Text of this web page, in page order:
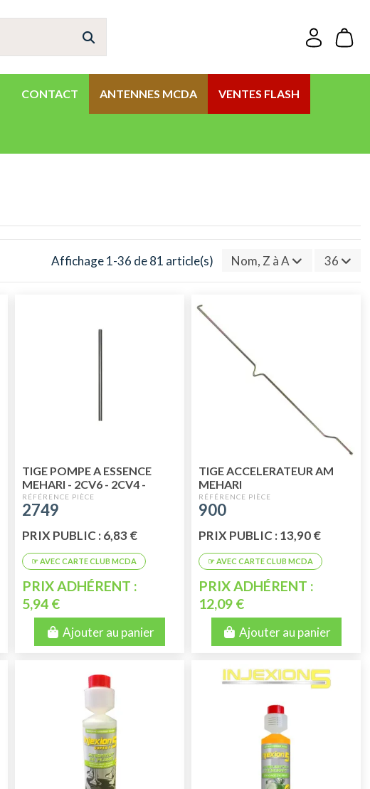
CONTACT ANTENNES MCDA VENTES FLASH
Affichage 1-36 de 81 article(s) Nom, Z à A 36
TIGE POMPE A ESSENCE
MEHARI - 2CV6 - 2CV4 -
ACADIANE - AMI 8
2749
PRIX PUBLIC : 6,83 €
PRIX ADHÉRENT :
5,94 €
Ajouter au panier
TIGE ACCELERATEUR AM
MEHARI
900
PRIX PUBLIC : 13,90 €
PRIX ADHÉRENT :
12,09 €
Ajouter au panier